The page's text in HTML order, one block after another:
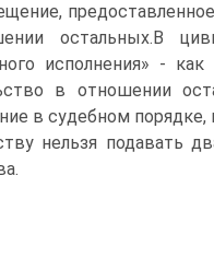
остальных.В
исполнения» - как
в отношении
в судебном порядке,
нельзя подавать